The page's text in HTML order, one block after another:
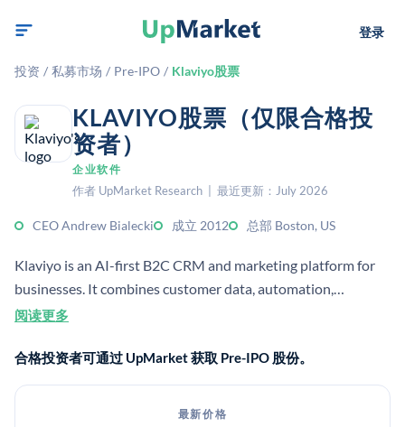
登录
投资 / 私募市场 / Pre-IPO / Klaviyo股票
KLAVIYO股票（仅限合格投
资者）
企业软件
作者 UpMarket Research | 最近更新：July 2026
CEO Andrew Bialecki 成立 2012 总部 Boston, US
Klaviyo is an AI-first B2C CRM and marketing platform for
businesses. It combines customer data, automation,
analytics, and customer service to personalize email, SMS,
阅读更多
合格投资者可通过 UpMarket 获取 Pre-IPO 股份。
最新价格